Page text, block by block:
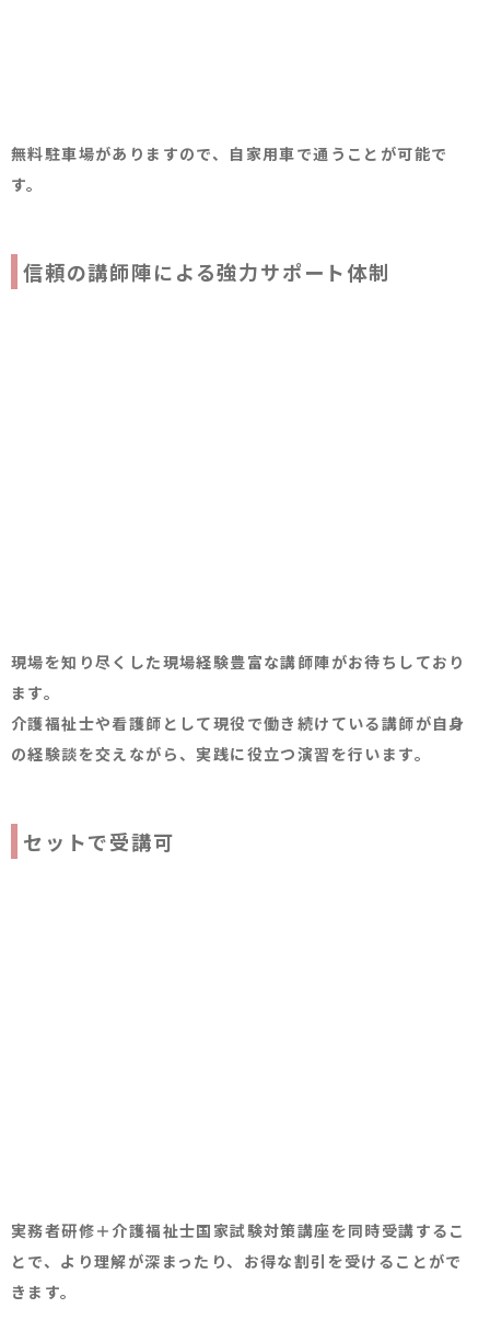
無料駐車場がありますので、自家用車で通うことが可能で
す。
信頼の講師陣による強力サポート体制
現場を知り尽くした現場経験豊富な講師陣がお待ちしており
ます。
介護福祉士や看護師として現役で働き続けている講師が自身
の経験談を交えながら、実践に役立つ演習を行います。
セットで受講可
実務者研修＋介護福祉士国家試験対策講座を同時受講するこ
とで、より理解が深まったり、お得な割引を受けることがで
きます。